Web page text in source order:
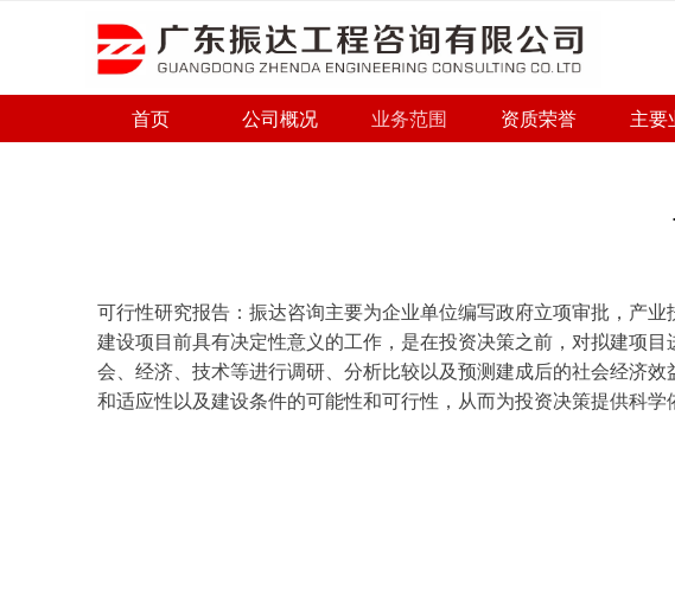
首页 公司概况 业务范围 资质荣誉 主要
可行性研究报告：振达咨询主要为企业单位编写政府立项审批，产
建设项目前具有决定性意义的工作，是在投资决策之前，对拟建项
会、经济、技术等进行调研、分析比较以及预测建成后的社会经济
和适应性以及建设条件的可能性和可行性，从而为投资决策提供科学